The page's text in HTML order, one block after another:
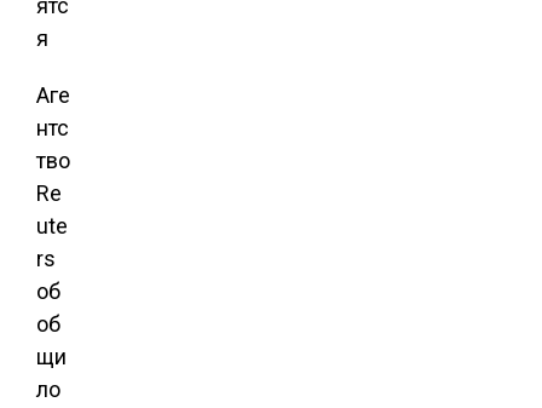
Аге
нтс
тво
Re
ute
rs
об
об
щи
ло